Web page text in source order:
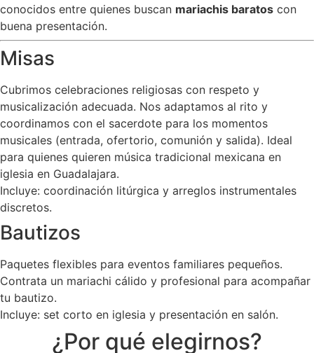
conocidos entre quienes buscan mariachis baratos con
buena presentación.
Misas
Cubrimos celebraciones religiosas con respeto y
musicalización adecuada. Nos adaptamos al rito y
coordinamos con el sacerdote para los momentos
musicales (entrada, ofertorio, comunión y salida). Ideal
para quienes quieren música tradicional mexicana en
iglesia en Guadalajara.
Incluye: coordinación litúrgica y arreglos instrumentales
discretos.
Bautizos
Paquetes flexibles para eventos familiares pequeños.
Contrata un mariachi cálido y profesional para acompañar
tu bautizo.
Incluye: set corto en iglesia y presentación en salón.
¿Por qué elegirnos?